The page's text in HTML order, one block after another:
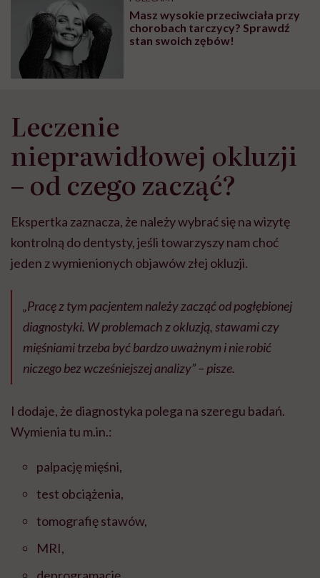
Masz wysokie przeciwciała przy
chorobach tarczycy? Sprawdź
stan swoich zębów!
Leczenie
nieprawidłowej okluzji
– od czego zacząć?
Ekspertka zaznacza, że należy wybrać się na wizytę
kontrolną do dentysty, jeśli towarzyszy nam choć
jeden z wymienionych objawów złej okluzji.
„Pracę z tym pacjentem należy zacząć od pogłębionej
diagnostyki. W problemach z okluzją, stawami czy
mięśniami trzeba być bardzo uważnym i nie robić
niczego bez wcześniejszej analizy” – pisze.
I dodaje, że diagnostyka polega na szeregu badań.
Wymienia tu m.in.:
palpację mięśni,
test obciążenia,
tomografię stawów,
MRI,